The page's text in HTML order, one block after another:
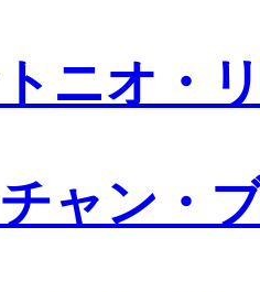
ニオ・
ャン・